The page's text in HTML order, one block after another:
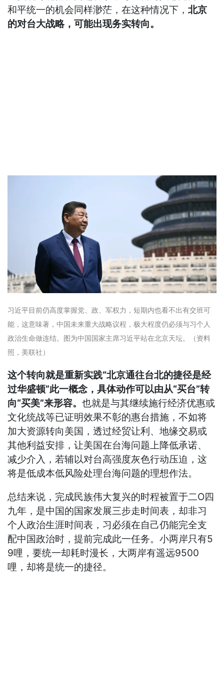
和平统一的机会同样渺茫，在这种情况下，北京
的对台大战略，可能出现务实转向。
习近平目前仍高度掌握党、政、军权力，短期内也看不出有交班可
能，这意味著，中国未来重大战略议程，极大程度仍必须与习个人
政治生命做连结。图为中国国家主席习近平站在北京天坛。（资料
照，美联社）
这个转向就是重新实践“北京通往台北的捷径是经
过华盛顿”此一概念，具体动作可以由从“买台”转
向“买美”来形容。也就是与其继续施行经济优惠或
文化统战等已证明效果不彰的惠台措施，不如将
加大资源转向美国，透过经贸让利、地缘交易或
其他利益安排，让美国在台海问题上降低承诺、
减少介入，若辅以对台高强度灰色行动压迫，这
将是低成本低风险处理台海问题的理想作法。
总结来说，完成民族伟大复兴的时程被置于二Ο四
九年，是中国的国家发展三步走时间表，却非习
个人政治生涯时间表，习必须在自己仍能完全支
配中国政治时，提前完成此一任务。小两岸只有5
9哩，要统一却耗时漫长，大两岸有遥远9500
哩，却将是统一的捷径。